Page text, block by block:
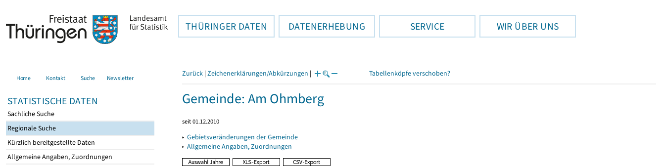
THÜRINGER DATEN DATENERHEBUNG SERVICE WIR ÜBER UNS
Home Kontakt Suche Newsletter
STATISTISCHE DATEN
Sachliche Suche
Regionale Suche
Kürzlich bereitgestellte Daten
Allgemeine Angaben, Zuordnungen
Zurück | Zeichenerklärungen/Abkürzungen | Tabellenköpfe verschoben?
Gemeinde: Am Ohmberg
seit 01.12.2010
▸ Gebietsveränderungen der Gemeinde
▸ Allgemeine Angaben, Zuordnungen